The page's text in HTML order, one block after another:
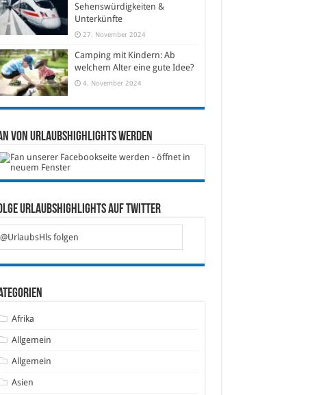
Sehenswürdigkeiten &
Unterkünfte
27. November 2024
Camping mit Kindern: Ab
welchem Alter eine gute Idee?
4. November 2024
von Urlaubshighlights werden
Urlaubshighlights auf Twitter
@UrlaubsHls folgen
Afrika
Allgemein
Allgemein
Asien